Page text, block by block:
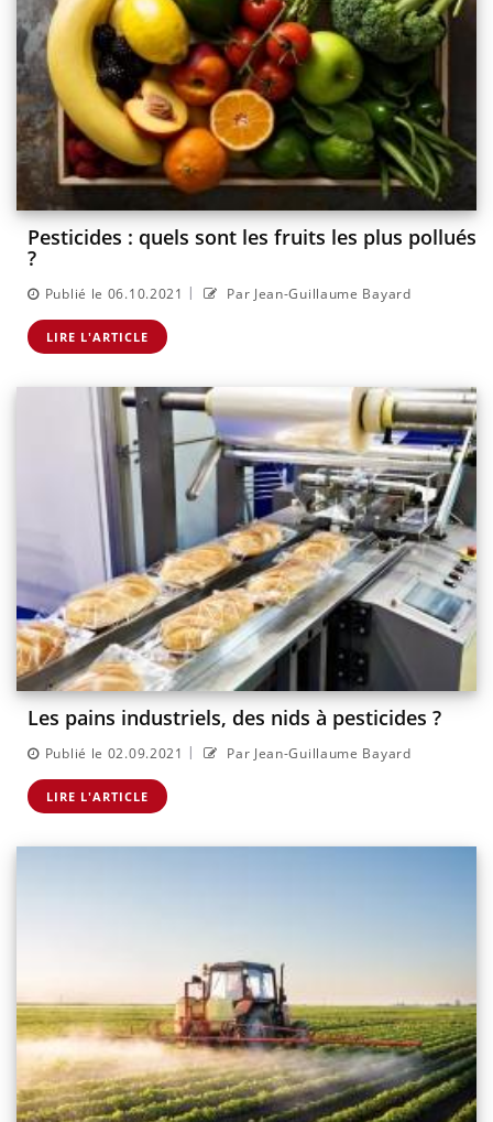
Pesticides : quels sont les fruits les plus pollués
?
Publié le 06.10.2021 | Par Jean-Guillaume Bayard
LIRE L'ARTICLE
Les pains industriels, des nids à pesticides ?
Publié le 02.09.2021 | Par Jean-Guillaume Bayard
LIRE L'ARTICLE